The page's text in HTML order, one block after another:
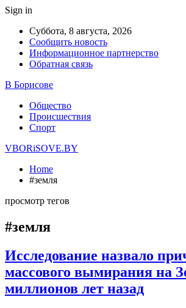
Sign in
Суббота, 8 августа, 2026
Сообщить новость
Информационное партнерство
Обратная связь
В Борисове
Общество
Происшествия
Спорт
VBORiSOVE.BY
Home
#земля
просмотр тегов
#земля
Исследование назвало
массового вымирания на
миллионов лет назад